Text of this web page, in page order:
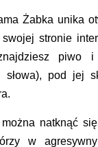
Żabka unika
stronie
piwo
słowa), pod jej
natknąć
w